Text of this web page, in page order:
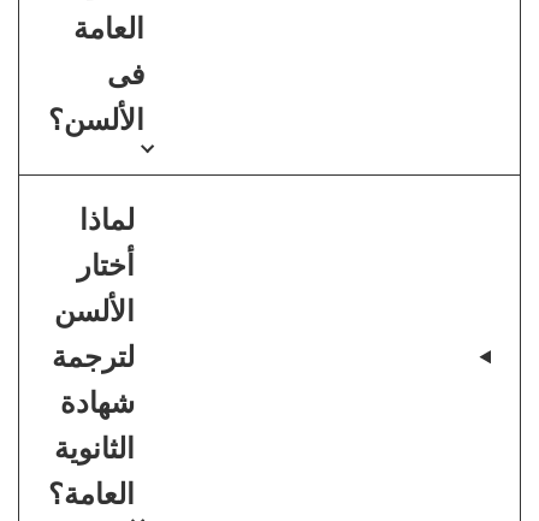
العامة
فى
الألسن؟
لماذا
أختار
الألسن
لترجمة
شهادة
الثانوية
العامة؟